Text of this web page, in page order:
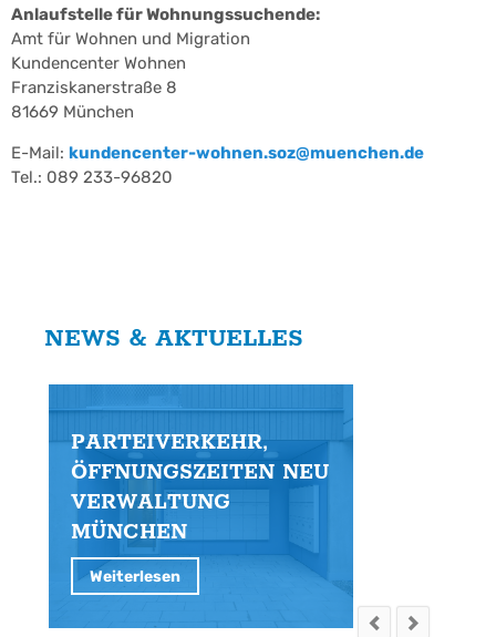
Anlaufstelle für Wohnungssuchende:
Amt für Wohnen und Migration
Kundencenter Wohnen
Franziskanerstraße 8
81669 München
E-Mail:kundencenter-wohnen.soz@muenchen.de
Tel.: 089 233-96820
NEWS & AKTUELLES
PARTEIVERKEHR,
ÖFFNUNGSZEITEN NEU
VERWALTUNG
MÜNCHEN
Weiterlesen